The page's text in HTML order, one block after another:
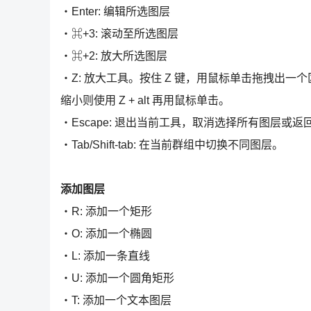
・Enter: 编辑所选图层
・⌘+3: 滚动至所选图层
・⌘+2: 放大所选图层
・Z: 放大工具。按住 Z 键，用鼠标单击拖拽出一个
缩小则使用 Z + alt 再用鼠标单击。
・Escape: 退出当前工具，取消选择所有图层或返
・Tab/Shift-tab: 在当前群组中切换不同图层。
添加图层
・R: 添加一个矩形
・O: 添加一个椭圆
・L: 添加一条直线
・U: 添加一个圆角矩形
・T: 添加一个文本图层